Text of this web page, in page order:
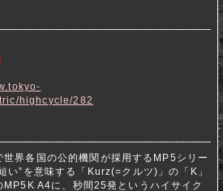
highcycle/282
界各国の公的機関が採用するMP5シリー
い”を意味する「Kurz(=クルツ)」の「K」
A4に、秒間25発というハイサイク